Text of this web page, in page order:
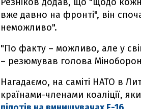
вже давно на фронті", він
неможливо".
"По факту – можливо, але у
– резюмував голова
Нагадаємо, на саміті НАТО в
країнами-членами коаліції,